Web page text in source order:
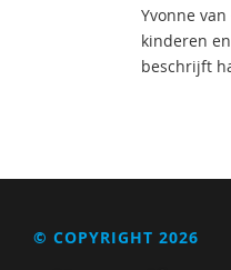
Yvonne
kinderen
beschrijft
© COPYRIGHT 2026